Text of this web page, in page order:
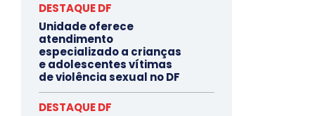
DESTAQUE DF
Unidade oferece
atendimento
especializado a crianças
e adolescentes vítimas
de violência sexual no DF
DESTAQUE DF